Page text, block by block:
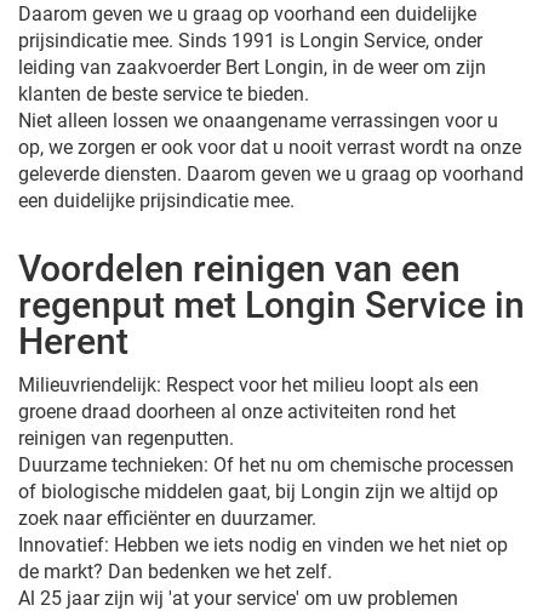
Daarom geven we u graag op voorhand een duidelijke
prijsindicatie mee. Sinds 1991 is Longin Service, onder
leiding van zaakvoerder Bert Longin, in de weer om zijn
klanten de beste service te bieden.
Niet alleen lossen we onaangename verrassingen voor u
op, we zorgen er ook voor dat u nooit verrast wordt na onze
geleverde diensten. Daarom geven we u graag op voorhand
een duidelijke prijsindicatie mee.
Voordelen reinigen van een
regenput met Longin Service in
Herent
Milieuvriendelijk: Respect voor het milieu loopt als een
groene draad doorheen al onze activiteiten rond het
reinigen van regenputten.
Duurzame technieken: Of het nu om chemische processen
of biologische middelen gaat, bij Longin zijn we altijd op
zoek naar efficiënter en duurzamer.
Innovatief: Hebben we iets nodig en vinden we het niet op
de markt? Dan bedenken we het zelf.
Al 25 jaar zijn wij 'at your service' om uw problemen